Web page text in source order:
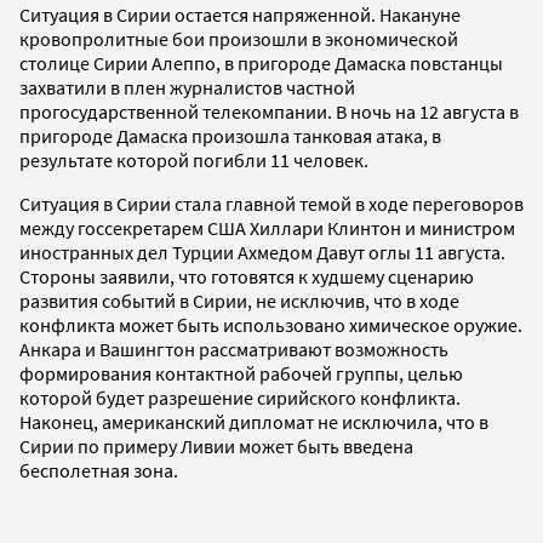
Ситуация в Сирии остается напряженной. Накануне
кровопролитные бои произошли в экономической
столице Сирии Алеппо, в пригороде Дамаска повстанцы
захватили в плен журналистов частной
прогосударственной телекомпании. В ночь на 12 августа в
пригороде Дамаска произошла танковая атака, в
результате которой погибли 11 человек.
Ситуация в Сирии стала главной темой в ходе переговоров
между госсекретарем США Хиллари Клинтон и министром
иностранных дел Турции Ахмедом Давут оглы 11 августа.
Стороны заявили, что готовятся к худшему сценарию
развития событий в Сирии, не исключив, что в ходе
конфликта может быть использовано химическое оружие.
Анкара и Вашингтон рассматривают возможность
формирования контактной рабочей группы, целью
которой будет разрешение сирийского конфликта.
Наконец, американский дипломат не исключила, что в
Сирии по примеру Ливии может быть введена
бесполетная зона.